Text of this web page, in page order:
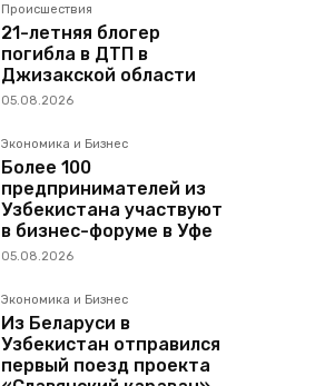
Происшествия
21-летняя блогер
погибла в ДТП в
Джизакской области
05.08.2026
Экономика и Бизнес
Более 100
предпринимателей из
Узбекистана участвуют
в бизнес-форуме в Уфе
05.08.2026
Экономика и Бизнес
Из Беларуси в
Узбекистан отправился
первый поезд проекта